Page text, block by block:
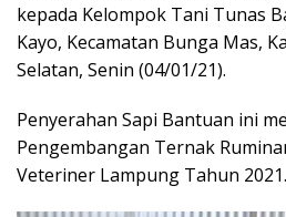
kepada Kelompok Tani Tunas
Kayo, Kecamatan Bunga Mas,
Selatan, Senin (04/01/21).
Penyerahan Sapi Bantuan ini
Pengembangan Ternak
Veteriner Lampung Tahun 2021.